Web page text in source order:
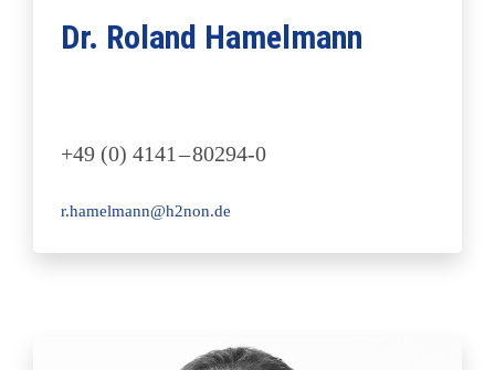
Dr. Roland Hamelmann
+49 (0) 4141 – 80294‑0
r.hamelmann@h2non.de